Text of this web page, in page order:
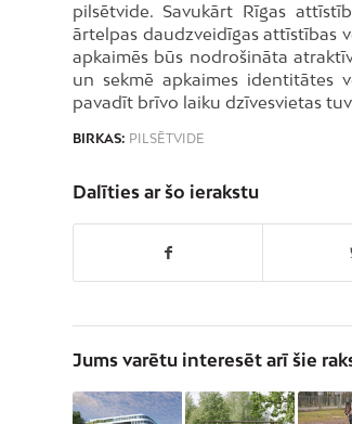
pilsētvide. Savukārt Rīgas
ārtelpas daudzveidīgas attīstības
apkaimēs būs nodrošināta
un sekmē apkaimes identitātes
pavadīt brīvo laiku dzīvesvietas
BIRKAS: PILSĒTVIDE
Dalīties ar šo ierakstu
Jums varētu interesēt arī šie